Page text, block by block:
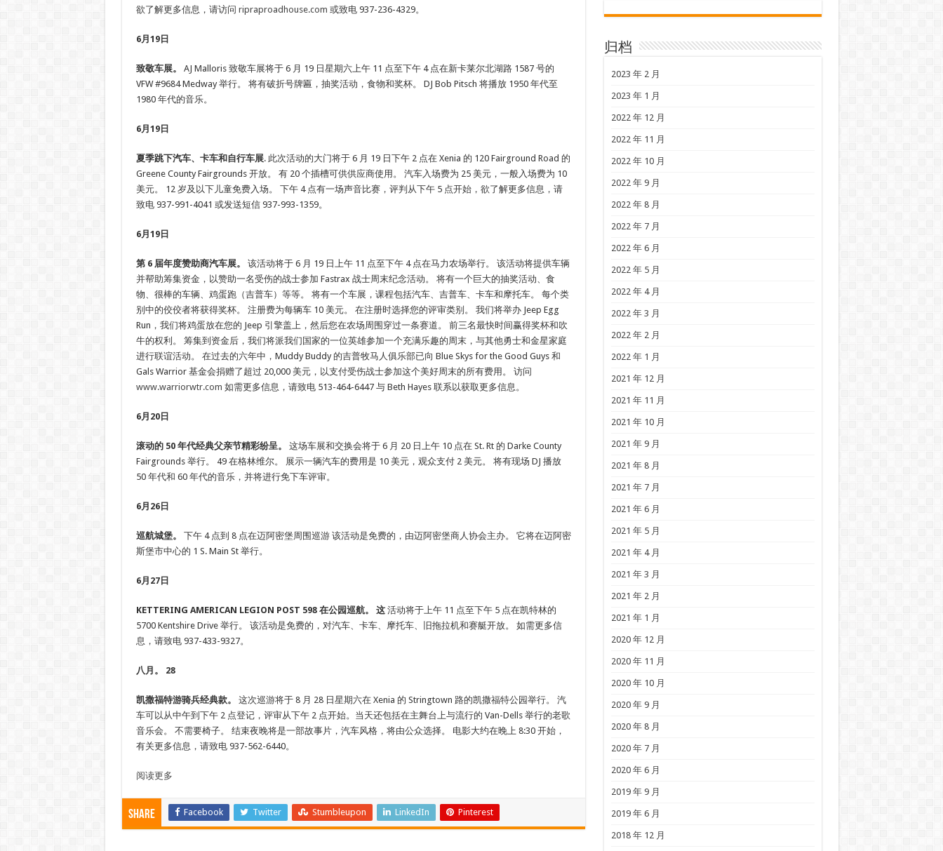
欲了解更多信息，请访问 ripraproadhouse.com 或致电 937-236-4329。
6月19日
致敬车展。
AJ Malloris 致敬车展将于 6 月 19 日星期六上午 11 点至下午 4 点在新卡莱尔北湖路 1587 号的
VFW #9684 Medway 举行。 将有破折号牌匾，抽奖活动，食物和奖杯。 DJ Bob Pitsch 将播放 1950 年代至
1980 年代的音乐。
6月19日
夏季跳下汽车、卡车和自行车展. 此次活动的大门将于 6 月 19 日下午 2 点在 Xenia 的 120 Fairground Road 的
Greene County Fairgrounds 开放。 有 20 个插槽可供供应商使用。 汽车入场费为 25 美元，一般入场费为 10
美元。 12 岁及以下儿童免费入场。 下午 4 点有一场声音比赛，评判从下午 5 点开始，欲了解更多信息，请
致电 937-991-4041 或发送短信 937-993-1359。
6月19日
第 6 届年度赞助商汽车展。
该活动将于 6 月 19 日上午 11 点至下午 4 点在马力农场举行。 该活动将提供车辆
并帮助筹集资金，以赞助一名受伤的战士参加 Fastrax 战士周末纪念活动。 将有一个巨大的抽奖活动、食
物、很棒的车辆、鸡蛋跑（吉普车）等等。 将有一个车展，课程包括汽车、吉普车、卡车和摩托车。 每个类
别中的佼佼者将获得奖杯。 注册费为每辆车 10 美元。 在注册时选择您的评审类别。 我们将举办 Jeep Egg
Run，我们将鸡蛋放在您的 Jeep 引擎盖上，然后您在农场周围穿过一条赛道。 前三名最快时间赢得奖杯和吹
牛的权利。 筹集到资金后，我们将派我们国家的一位英雄参加一个充满乐趣的周末，与其他勇士和金星家庭
进行联谊活动。 在过去的六年中，Muddy Buddy 的吉普牧马人俱乐部已向 Blue Skys for the Good Guys 和
Gals Warrior 基金会捐赠了超过 20,000 美元，以支付受伤战士参加这个美好周末的所有费用。 访问
www.warriorwtr.com 如需更多信息，请致电 513-464-6447 与 Beth Hayes 联系以获取更多信息。
6月20日
滚动的 50 年代经典父亲节精彩纷呈。 这场车展和交换会将于 6 月 20 日上午 10 点在 St. Rt 的 Darke County
Fairgrounds 举行。 49 在格林维尔。 展示一辆汽车的费用是 10 美元，观众支付 2 美元。 将有现场 DJ 播放
50 年代和 60 年代的音乐，并将进行免下车评审。
6月26日
巡航城堡。
下午 4 点到 8 点在迈阿密堡周围巡游 该活动是免费的，由迈阿密堡商人协会主办。 它将在迈阿密
斯堡市中心的 1 S. Main St 举行。
6月27日
KETTERING AMERICAN LEGION POST 598 在公园巡航。 这活动将于上午 11 点至下午 5 点在凯特林的
5700 Kentshire Drive 举行。 该活动是免费的，对汽车、卡车、摩托车、旧拖拉机和赛艇开放。 如需更多信
息，请致电 937-433-9327。
八月。 28
凯撒福特游骑兵经典款。 这次巡游将于 8 月 28 日星期六在 Xenia 的 Stringtown 路的凯撒福特公园举行。 汽
车可以从中午到下午 2 点登记，评审从下午 2 点开始。当天还包括在主舞台上与流行的 Van-Dells 举行的老歌
音乐会。 不需要椅子。 结束夜晚将是一部故事片，汽车风格，将由公众选择。 电影大约在晚上 8:30 开始，
有关更多信息，请致电 937-562-6440。
阅读更多
Share Facebook Twitter Stumbleupon LinkedIn Pinterest
归档
2023 年 2 月
2023 年 1 月
2022 年 12 月
2022 年 11 月
2022 年 10 月
2022 年 9 月
2022 年 8 月
2022 年 7 月
2022 年 6 月
2022 年 5 月
2022 年 4 月
2022 年 3 月
2022 年 2 月
2022 年 1 月
2021 年 12 月
2021 年 11 月
2021 年 10 月
2021 年 9 月
2021 年 8 月
2021 年 7 月
2021 年 6 月
2021 年 5 月
2021 年 4 月
2021 年 3 月
2021 年 2 月
2021 年 1 月
2020 年 12 月
2020 年 11 月
2020 年 10 月
2020 年 9 月
2020 年 8 月
2020 年 7 月
2020 年 6 月
2019 年 9 月
2019 年 6 月
2018 年 12 月